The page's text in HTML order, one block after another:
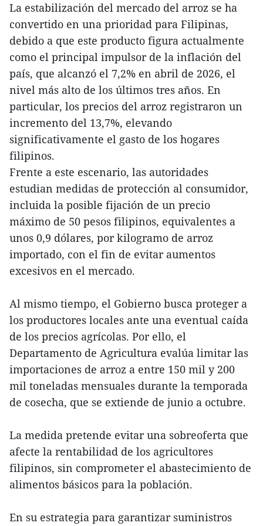
La estabilización del mercado del arroz se ha
convertido en una prioridad para Filipinas,
debido a que este producto figura actualmente
como el principal impulsor de la inflación del
país, que alcanzó el 7,2% en abril de 2026, el
nivel más alto de los últimos tres años. En
particular, los precios del arroz registraron un
incremento del 13,7%, elevando
significativamente el gasto de los hogares
filipinos.
Frente a este escenario, las autoridades
estudian medidas de protección al consumidor,
incluida la posible fijación de un precio
máximo de 50 pesos filipinos, equivalentes a
unos 0,9 dólares, por kilogramo de arroz
importado, con el fin de evitar aumentos
excesivos en el mercado.
Al mismo tiempo, el Gobierno busca proteger a
los productores locales ante una eventual caída
de los precios agrícolas. Por ello, el
Departamento de Agricultura evalúa limitar las
importaciones de arroz a entre 150 mil y 200
mil toneladas mensuales durante la temporada
de cosecha, que se extiende de junio a octubre.
La medida pretende evitar una sobreoferta que
afecte la rentabilidad de los agricultores
filipinos, sin comprometer el abastecimiento de
alimentos básicos para la población.
En su estrategia para garantizar suministros